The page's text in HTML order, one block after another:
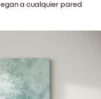
a cualquier pared